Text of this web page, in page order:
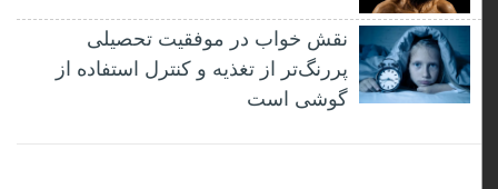
نقش خواب در موفقیت تحصیلی
پررنگ‌تر از تغذیه و کنترل استفاده از
گوشی است